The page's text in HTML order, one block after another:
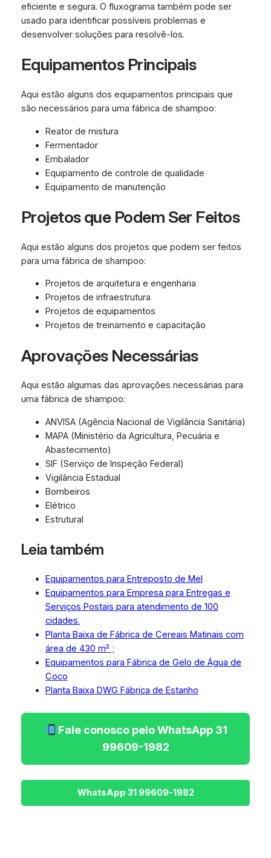
eficiente e segura. O fluxograma também pode ser
usado para identificar possíveis problemas e
desenvolver soluções para resolvê-los.
Equipamentos Principais
Aqui estão alguns dos equipamentos principais que
são necessários para uma fábrica de shampoo:
Reator de mistura
Fermentador
Embalador
Equipamento de controle de qualidade
Equipamento de manutenção
Projetos que Podem Ser Feitos
Aqui estão alguns dos projetos que podem ser feitos
para uma fábrica de shampoo:
Projetos de arquitetura e engenharia
Projetos de infraestrutura
Projetos de equipamentos
Projetos de treinamento e capacitação
Aprovações Necessárias
Aqui estão algumas das aprovações necessárias para
uma fábrica de shampoo:
ANVISA (Agência Nacional de Vigilância Sanitária)
MAPA (Ministério da Agricultura, Pecuária e
Abastecimento)
SIF (Serviço de Inspeção Federal)
Vigilância Estadual
Bombeiros
Elétrico
Estrutural
Leia também
Equipamentos para Entreposto de Mel
Equipamentos para Empresa para Entregas e
Serviços Postais para atendimento de 100
cidades.
Planta Baixa de Fábrica de Cereais Matinais com
área de 430 m² ;
Equipamentos para Fábrica de Gelo de Água de
Coco
Planta Baixa DWG Fábrica de Estanho
Fale conosco pelo WhatsApp 31
99609-1982